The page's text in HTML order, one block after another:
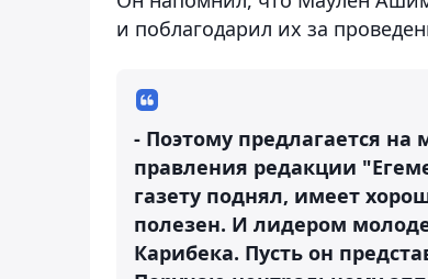
и поблагодарил их за
- Поэтому предлагается
правления редакции
газету поднял, имеет
полезен. И лидером
Карибека. Пусть он